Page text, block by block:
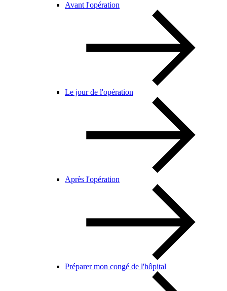
Avant l'opération
Le jour de l'opération
Après l'opération
Préparer mon congé de l'hôpital